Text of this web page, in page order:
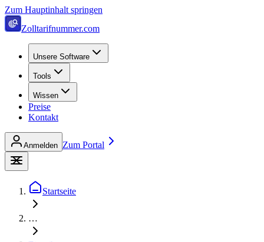
Zum Hauptinhalt springen
Zolltarifnummer.com
Unsere Software
Tools
Wissen
Preise
Kontakt
Anmelden Zum Portal
Startseite
…